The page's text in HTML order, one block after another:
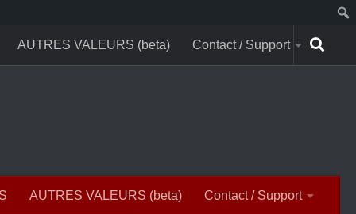
AUTRES VALEURS (beta) Contact / Support
AUTRES VALEURS (beta) Contact / Support